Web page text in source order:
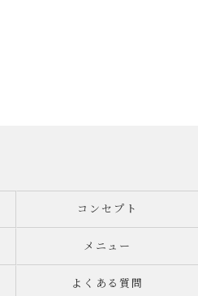
コンセプト
メニュー
よくある質問